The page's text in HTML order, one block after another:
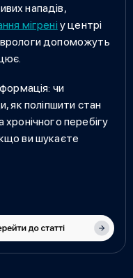
нападів,
мігрені у центрі
допоможуть
чи
як поліпшити стан
перебігу
ви шукаєте